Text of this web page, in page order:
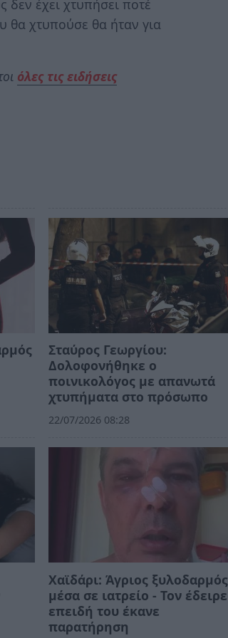
έχει χτυπήσει ποτέ
θα χτυπούσε θα ήταν για
όλες τις ειδήσεις
Σταύρος Γεωργίου:
Δολοφονήθηκε ο
ποινικολόγος με απανωτά
χτυπήματα στο πρόσωπο
22/07/2026 08:28
Χαϊδάρι: Άγριος ξυλοδαρμός
μέσα σε ιατρείο - Τον έδειρε
επειδή του έκανε
παρατήρηση